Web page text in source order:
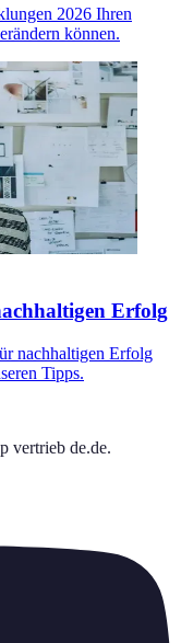
2026 Ihren
können.
Erfolg
nachhaltigen Erfolg
Tipps.
vertrieb de.de.